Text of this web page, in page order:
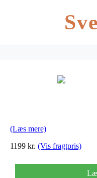
(Læs mere)
1199 kr. (Vis fragtpris)